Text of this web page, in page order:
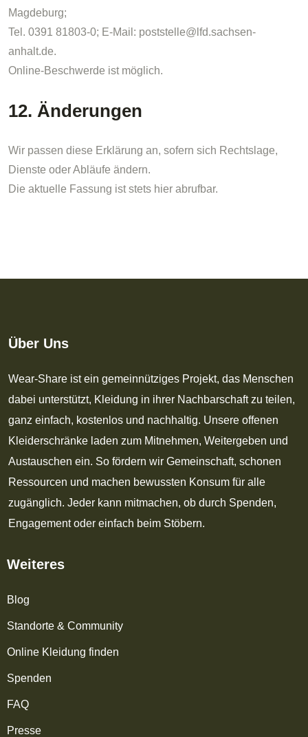
Magdeburg;
Tel. 0391 81803-0; E-Mail: poststelle@lfd.sachsen-
anhalt.de.
Online-Beschwerde ist möglich.
12. Änderungen
Wir passen diese Erklärung an, sofern sich Rechtslage,
Dienste oder Abläufe ändern.
Die aktuelle Fassung ist stets hier abrufbar.
Über Uns
Wear-Share ist ein gemeinnütziges Projekt, das Menschen
dabei unterstützt, Kleidung in ihrer Nachbarschaft zu teilen,
ganz einfach, kostenlos und nachhaltig. Unsere offenen
Kleiderschränke laden zum Mitnehmen, Weitergeben und
Austauschen ein. So fördern wir Gemeinschaft, schonen
Ressourcen und machen bewussten Konsum für alle
zugänglich. Jeder kann mitmachen, ob durch Spenden,
Engagement oder einfach beim Stöbern.
Weiteres
Blog
Standorte & Community
Online Kleidung finden
Spenden
FAQ
Presse